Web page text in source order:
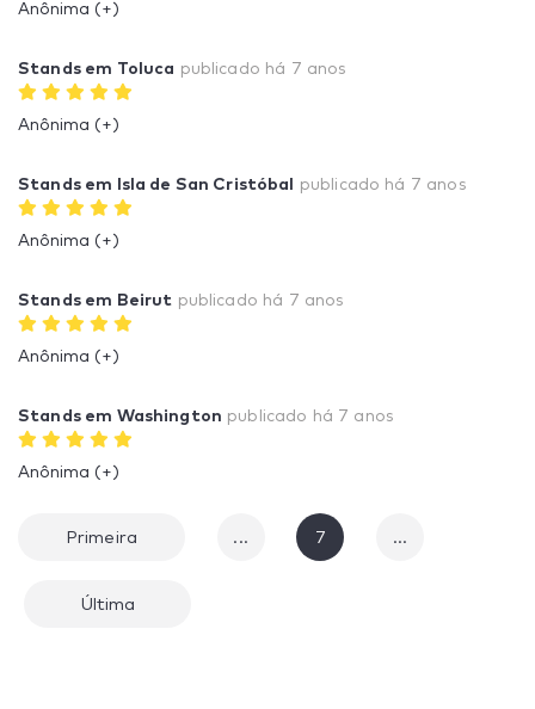
Anônima (+)
Stands em Toluca publicado há 7 anos
Anônima (+)
Stands em Isla de San Cristóbal publicado há 7 anos
Anônima (+)
Stands em Beirut publicado há 7 anos
Anônima (+)
Stands em Washington publicado há 7 anos
Anônima (+)
Primeira ... 7 ...
Última